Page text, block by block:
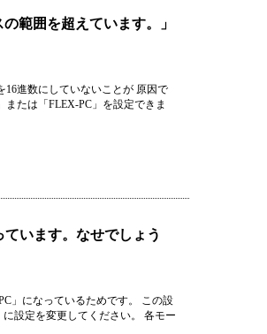
範囲を超えています。」
16進数にしていないことが 原因で
たは「FLEX-PC」を設定できま
います。なせでしょう
」になっているためです。 この設
設定を変更してください。 各モー